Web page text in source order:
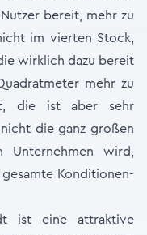
bereit, mehr zu
im vierten Stock,
wirklich dazu bereit
mehr zu
die ist aber sehr
die ganz großen
Unternehmen wird,
Konditionen-
ist eine attraktive